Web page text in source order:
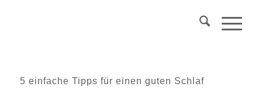
5 einfache Tipps für einen guten Schlaf